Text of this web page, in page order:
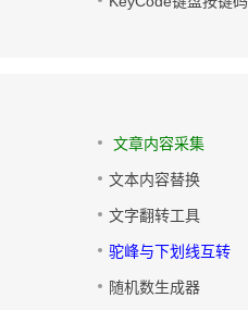
文章内容采集
文本内容替换
文字翻转工具
驼峰与下划线互转
随机数生成器